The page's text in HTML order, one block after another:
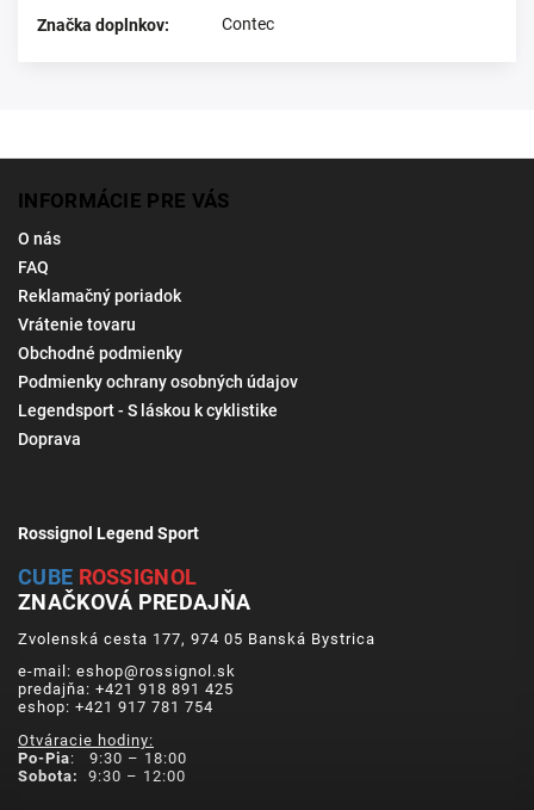
Značka doplnkov: Contec
INFORMÁCIE PRE VÁS
O nás
FAQ
Reklamačný poriadok
Vrátenie tovaru
Obchodné podmienky
Podmienky ochrany osobných údajov
Legendsport - S láskou k cyklistike
Doprava
Rossignol Legend Sport
CUBE ROSSIGNOL
ZNAČKOVÁ PREDAJŇA
Zvolenská cesta 177, 974 05 Banská Bystrica
e-mail: eshop@rossignol.sk
predajňa: +421 918 891 425
eshop: +421 917 781 754
Otváracie hodiny:
Po-Pia: 9:30 – 18:00
Sobota:
9:30 – 12:00